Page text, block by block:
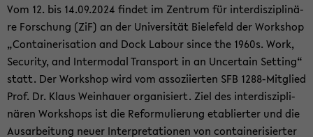
Vom 12. bis 14.09.2024 fin­det im Zen­trum für in­ter­dis­zi­pli­nä­
re For­schung (ZiF) an der Uni­ver­si­tät Bie­le­feld der Work­shop
„Con­tai­ne­ri­sa­ti­on and Dock La­bour since the 1960s. Work,
Se­cu­ri­ty, and In­ter­mo­dal Trans­port in an Un­cer­tain Set­ting“
statt. Der Work­shop wird vom as­so­zi­ier­ten SFB 1288-​Mitglied
Prof. Dr. Klaus Wein­hau­er or­ga­ni­siert. Ziel des in­ter­dis­zi­pli­
nä­ren Work­shops ist die Re­for­mu­lie­rung eta­blier­ter und die
Aus­ar­bei­tung neuer In­ter­pre­ta­tio­nen von con­tai­ne­ri­sier­ter